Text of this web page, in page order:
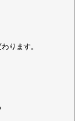
ります。